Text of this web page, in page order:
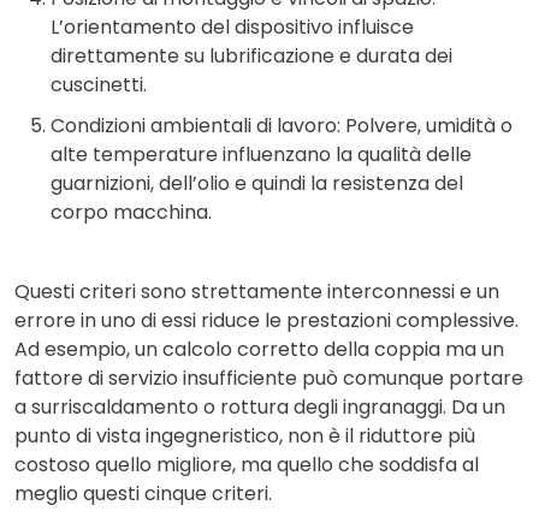
L’orientamento del dispositivo influisce
direttamente su lubrificazione e durata dei
cuscinetti.
Condizioni ambientali di lavoro: Polvere, umidità o
alte temperature influenzano la qualità delle
guarnizioni, dell’olio e quindi la resistenza del
corpo macchina.
Questi criteri sono strettamente interconnessi e un
errore in uno di essi riduce le prestazioni complessive.
Ad esempio, un calcolo corretto della coppia ma un
fattore di servizio insufficiente può comunque portare
a surriscaldamento o rottura degli ingranaggi. Da un
punto di vista ingegneristico, non è il riduttore più
costoso quello migliore, ma quello che soddisfa al
meglio questi cinque criteri.